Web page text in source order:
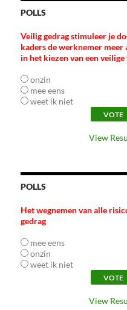
POLLS
Veilig gedrag stimuleer je
kaders de werknemer meer
in het kiezen van een
onzin
mee eens
weet ik niet
View
POLLS
Het wegnemen van alle
gedrag
mee eens
onzin
weet ik niet
View